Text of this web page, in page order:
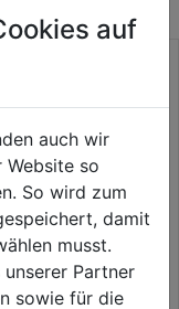
87cm
auf
auch wir
Website so
So wird zum
damit
musst.
Partner
sowie für die